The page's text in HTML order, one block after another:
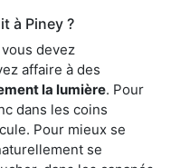
à Piney ?
devez
affaire à des
la lumière. Pour
dans les coins
Pour mieux se
se